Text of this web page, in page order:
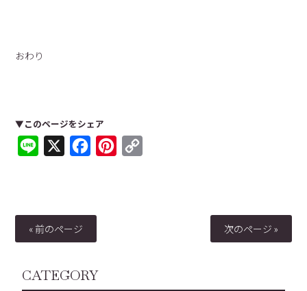
おわり
▼このページをシェア
Line FacebookPinterest
« 前のページ 次のページ »
CATEGORY